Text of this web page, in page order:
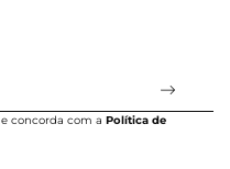
concorda com a Política de